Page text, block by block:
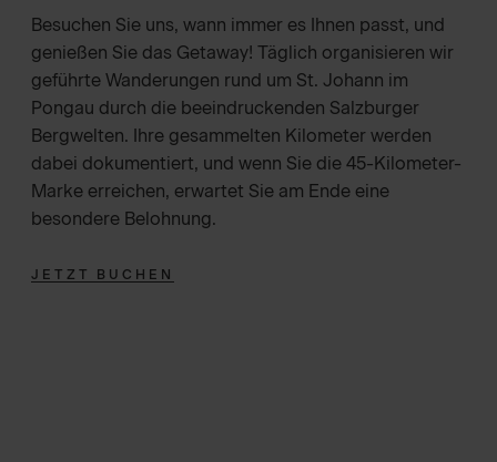
Besuchen Sie uns, wann immer es Ihnen passt, und
genießen Sie das Getaway! Täglich organisieren wir
geführte Wanderungen rund um St. Johann im
Pongau durch die beeindruckenden Salzburger
Bergwelten. Ihre gesammelten Kilometer werden
dabei dokumentiert, und wenn Sie die 45-Kilometer-
Marke erreichen, erwartet Sie am Ende eine
besondere Belohnung.
JETZT BUCHEN